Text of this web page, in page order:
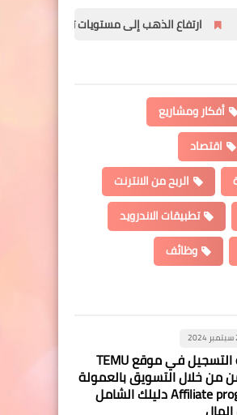
الذهب إلى مستويات تاريخية بعد فرض الرسوم
أفكار ومشاريع
اقتصاد
الربح من الانترنت
تطبيقات الاندرويد
وظائف
طريقة التسجيل في موقع TEMU
من خلال التسويق بالعمولة
/ Affiliate program دليلك الشامل